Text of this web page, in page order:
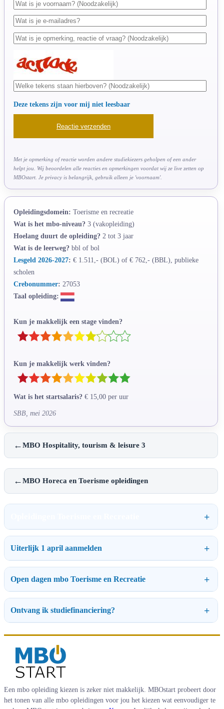
Deze tekens zijn voor mij niet leesbaar
Met je opmerking of reactie worden andere studiekiezers geholpen of een ander
helpt jou. Wij beoordelen alle reacties en opmerkingen voordat wij ze live zetten op
MBOstart. Je privacy is belangrijk, gebruik alleen je 'voornaam'.
Opleidingsdomein: Toerisme en recreatie
Wat is het mbo-niveau? 3 (vakopleiding)
Hoelang duurt de opleiding? 2 tot 3 jaar
Wat is de leerweg? bbl of bol
Lesgeld 2026-2027: € 1.511,- (BOL) of € 762,- (BBL), publieke
scholen
Crebonummer: 27053
Taal opleiding:
Kun je makkelijk een stage vinden?
Kun je makkelijk werk vinden?
Wat is het startsalaris? € 15,00 per uur
SBB, mei 2026
←MBO Hospitality, tourism & leisure 3
←MBO Horeca en Toerisme opleidingen
Uiterlijk 1 april aanmelden
Open dagen mbo Toerisme en Recreatie
Ontvang ik studiefinanciering?
Een mbo opleiding kiezen is zeker niet makkelijk. MBOstart probeert door
het tonen van alle mbo opleidingen voor jou het kiezen wat eenvoudiger te